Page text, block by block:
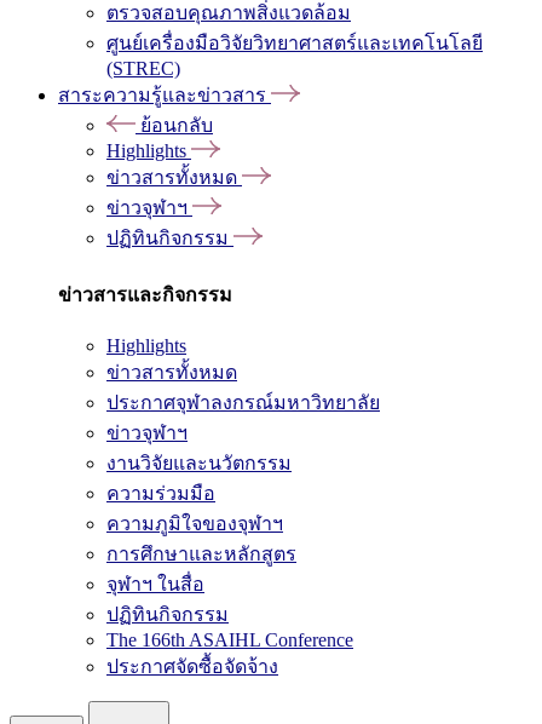
ตรวจสอบคุณภาพสิ่งแวดล้อม
ศูนย์เครื่องมือวิจัยวิทยาศาสตร์และเทคโนโลยี
(STREC)
สาระความรู้และข่าวสาร
ย้อนกลับ
Highlights
ข่าวสารทั้งหมด
ข่าวจุฬาฯ
ปฏิทินกิจกรรม
ข่าวสารและกิจกรรม
Highlights
ข่าวสารทั้งหมด
ประกาศจุฬาลงกรณ์มหาวิทยาลัย
ข่าวจุฬาฯ
งานวิจัยและนวัตกรรม
ความร่วมมือ
ความภูมิใจของจุฬาฯ
การศึกษาและหลักสูตร
จุฬาฯ ในสื่อ
ปฏิทินกิจกรรม
The 166th ASAIHL Conference
ประกาศจัดซื้อจัดจ้าง